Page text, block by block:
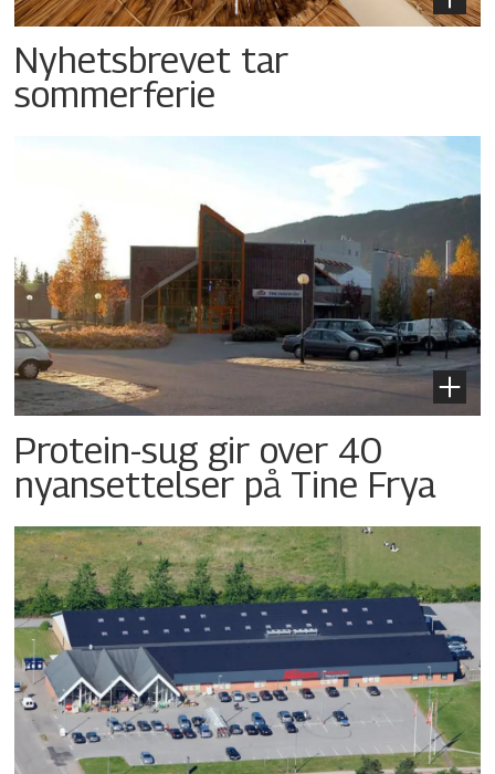
Nyhetsbrevet tar
sommerferie
Protein-sug gir over 40
nyansettelser på Tine Frya